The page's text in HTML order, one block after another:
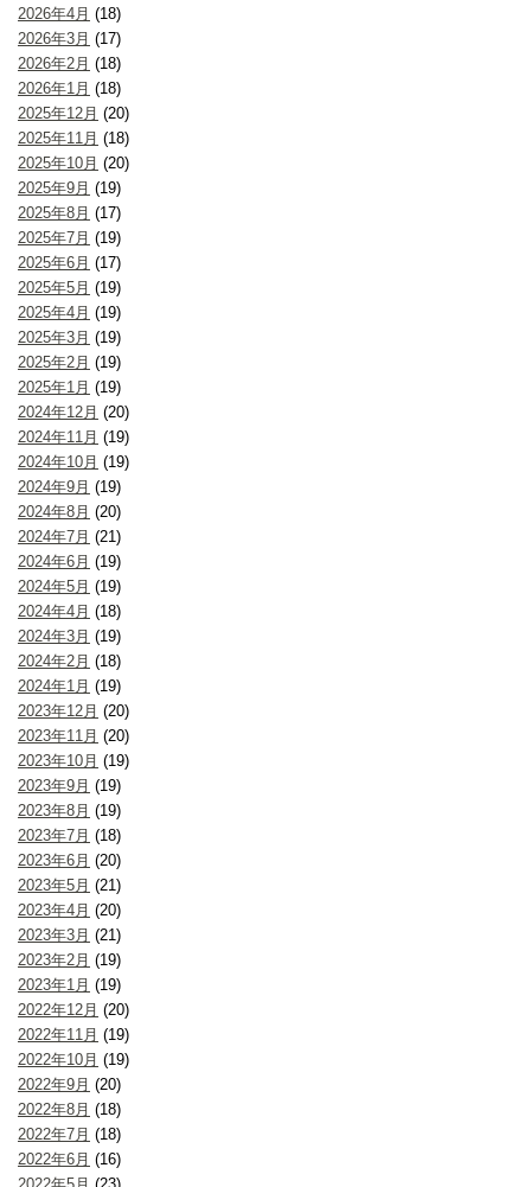
2026年4月 (18)
2026年3月 (17)
2026年2月 (18)
2026年1月 (18)
2025年12月 (20)
2025年11月 (18)
2025年10月 (20)
2025年9月 (19)
2025年8月 (17)
2025年7月 (19)
2025年6月 (17)
2025年5月 (19)
2025年4月 (19)
2025年3月 (19)
2025年2月 (19)
2025年1月 (19)
2024年12月 (20)
2024年11月 (19)
2024年10月 (19)
2024年9月 (19)
2024年8月 (20)
2024年7月 (21)
2024年6月 (19)
2024年5月 (19)
2024年4月 (18)
2024年3月 (19)
2024年2月 (18)
2024年1月 (19)
2023年12月 (20)
2023年11月 (20)
2023年10月 (19)
2023年9月 (19)
2023年8月 (19)
2023年7月 (18)
2023年6月 (20)
2023年5月 (21)
2023年4月 (20)
2023年3月 (21)
2023年2月 (19)
2023年1月 (19)
2022年12月 (20)
2022年11月 (19)
2022年10月 (19)
2022年9月 (20)
2022年8月 (18)
2022年7月 (18)
2022年6月 (16)